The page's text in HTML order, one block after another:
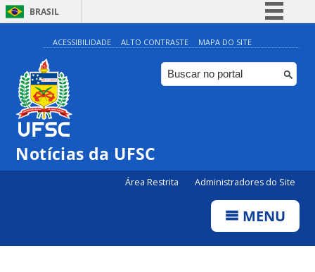
BRASIL
Simplifique!
Comunica BR
Participe
ACESSIBILIDADE ALTO CONTRASTE MAPA DO SITE
Notícias da UFSC
Área Restrita Administradores do Site
MENU